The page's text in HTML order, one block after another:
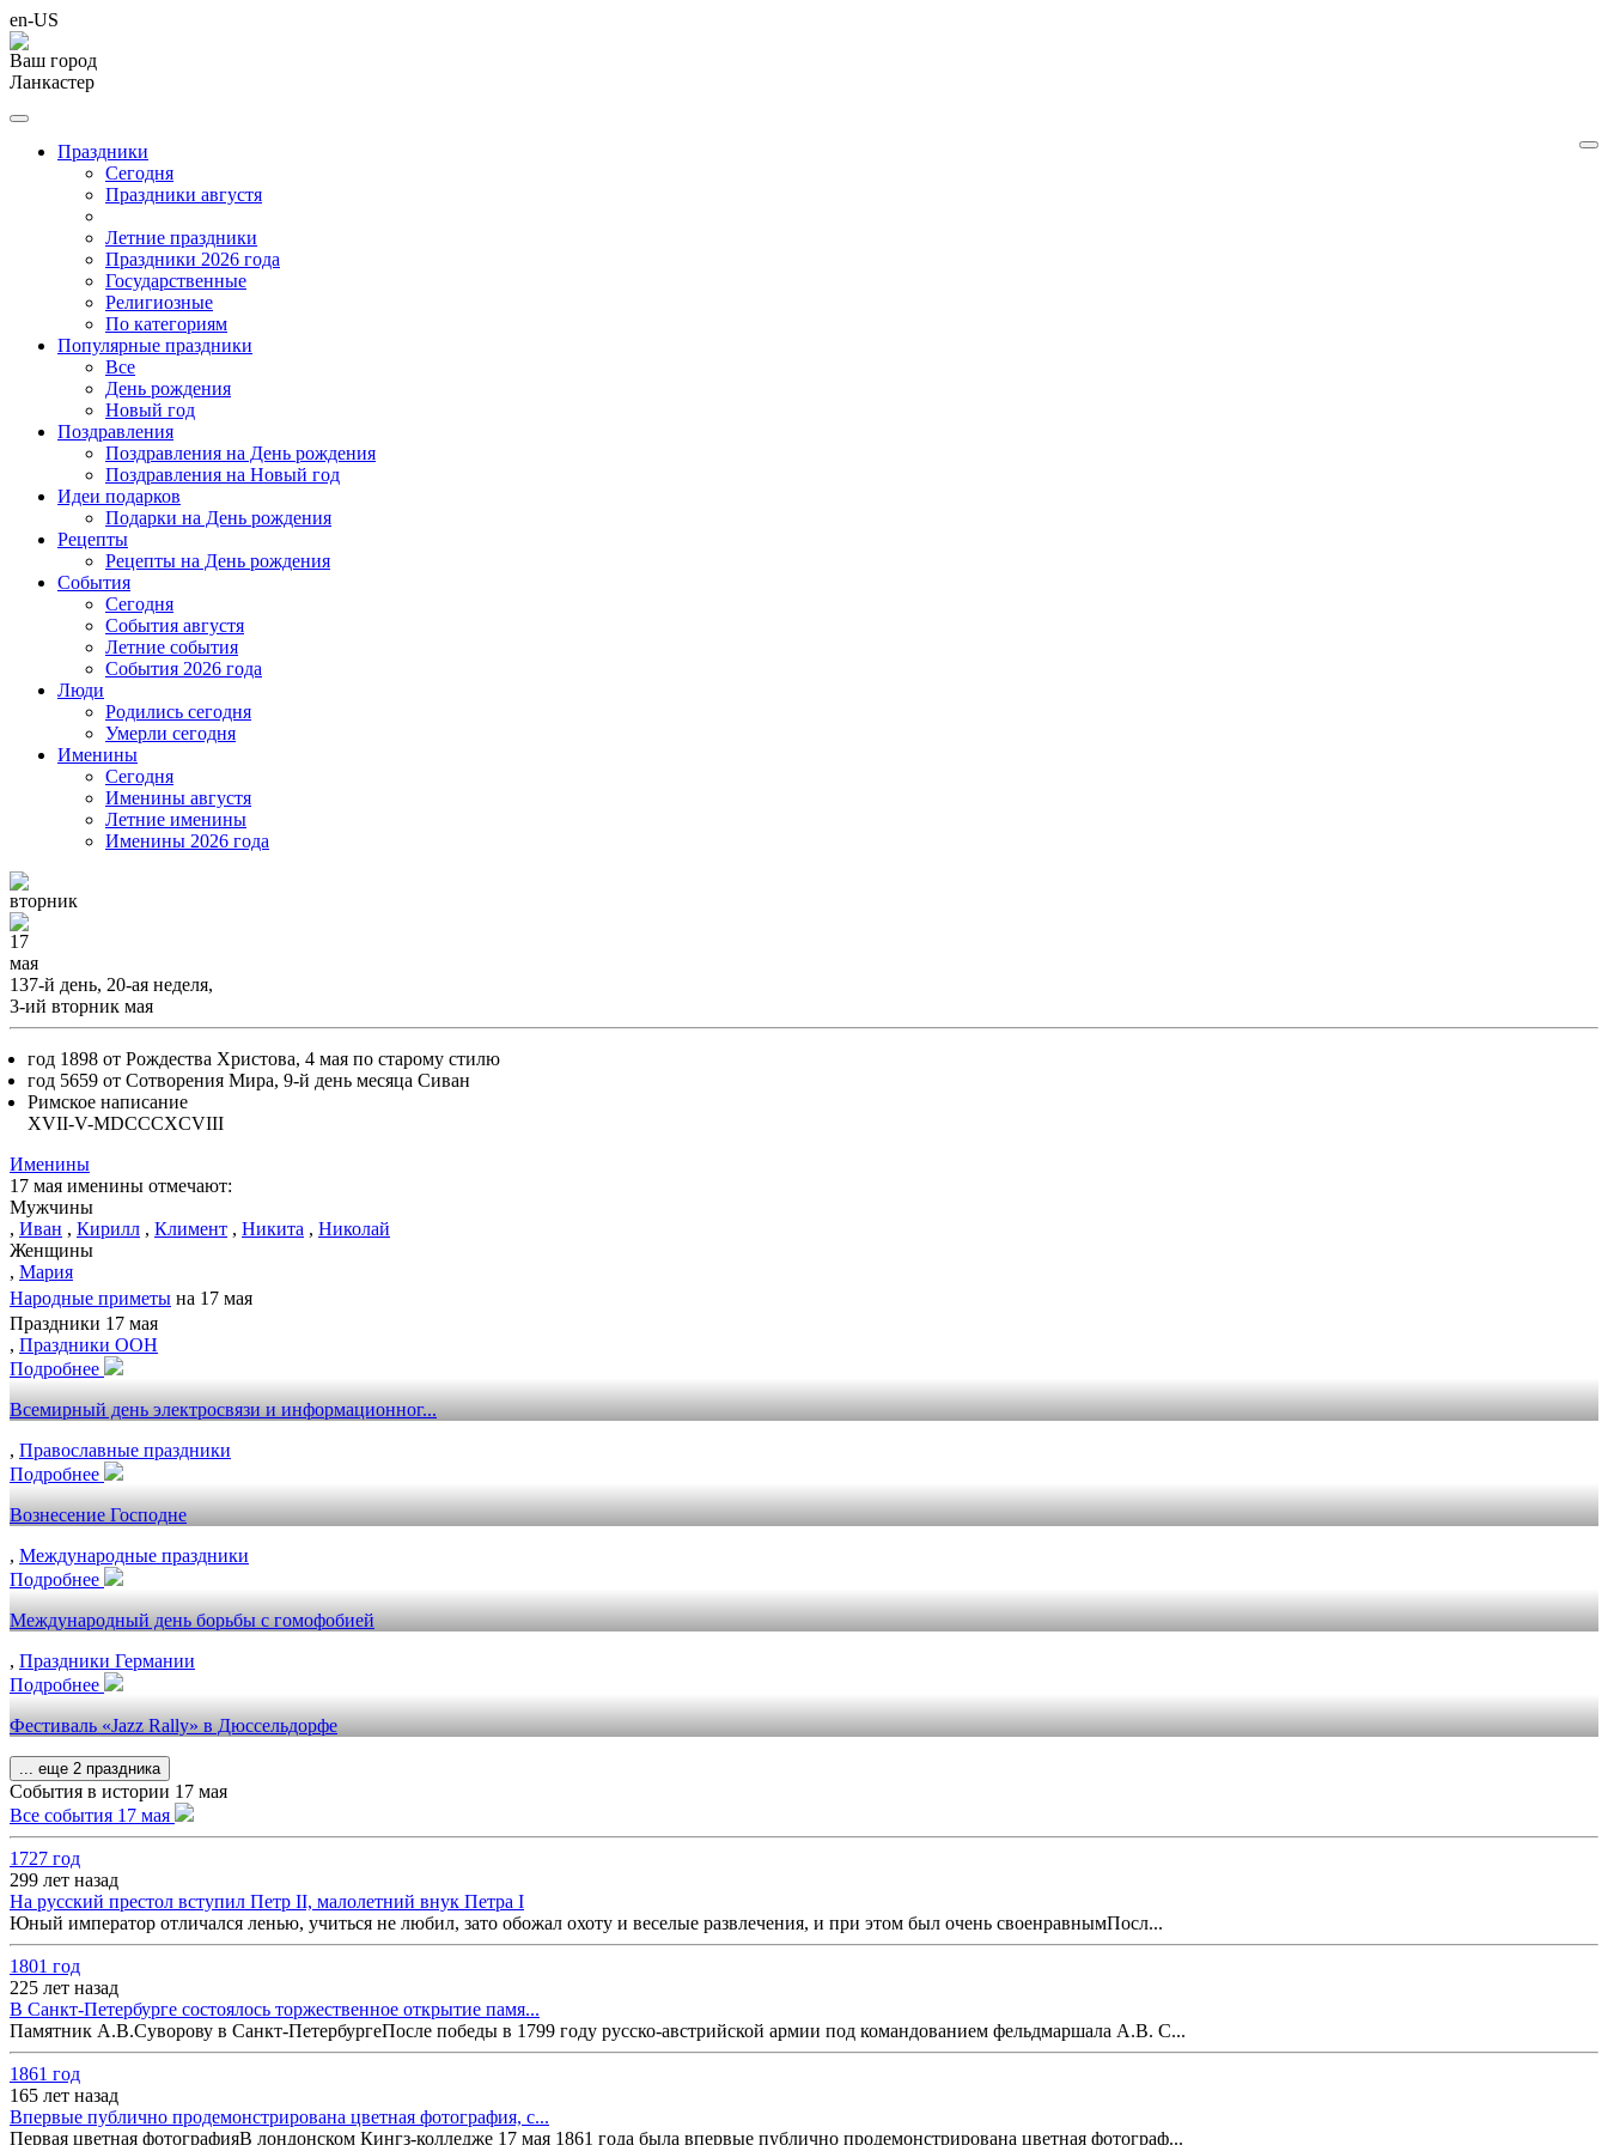
en-US
Ваш город
Ланкастер
Праздники
Cегодня
Праздники августя
Летние праздники
Праздники 2026 года
Государственные
Религиозные
По категориям
Популярные праздники
Все
День рождения
Новый год
Поздравления
Поздравления на День рождения
Поздравления на Новый год
Идеи подарков
Подарки на День рождения
Рецепты
Рецепты на День рождения
События
Cегодня
События августя
Летние события
События 2026 года
Люди
Родились сегодня
Умерли сегодня
Именины
Cегодня
Именины августя
Летние именины
Именины 2026 года
вторник
17
мая
137-й день, 20-ая неделя,
3-ий вторник мая
год 1898 от Рождества Христова, 4 мая по старому стилю
год 5659 от Сотворения Мира, 9-й день месяца Сиван
Римское написание
XVII-V-MDCCCXCVIII
Именины
17 мая именины отмечают:
Мужчины
, Иван , Кирилл , Климент , Никита , Николай
Женщины
, Мария
Народные приметы на 17 мая
Праздники 17 мая
, Праздники ООН
Подробнее
Всемирный день электросвязи и информационног...
, Православные праздники
Подробнее
Вознесение Господне
, Международные праздники
Подробнее
Международный день борьбы с гомофобией
, Праздники Германии
Подробнее
Фестиваль «Jazz Rally» в Дюссельдорфе
... еще 2 праздника
События в истории 17 мая
Все события 17 мая
1727 год
299 лет назад
На русский престол вступил Петр II, малолетний внук Петра I
Юный император отличался ленью, учиться не любил, зато обожал охоту и веселые развлечения, и при этом был очень своенравнымПосл...
1801 год
225 лет назад
В Санкт-Петербурге состоялось торжественное открытие памя...
Памятник А.В.Суворову в Санкт-ПетербургеПосле победы в 1799 году русско-австрийской армии под командованием фельдмаршала А.В. С...
1861 год
165 лет назад
Впервые публично продемонстрирована цветная фотография, с...
Первая цветная фотографияВ лондонском Кингз-колледже 17 мая 1861 года была впервые публично продемонстрирована цветная фотограф...